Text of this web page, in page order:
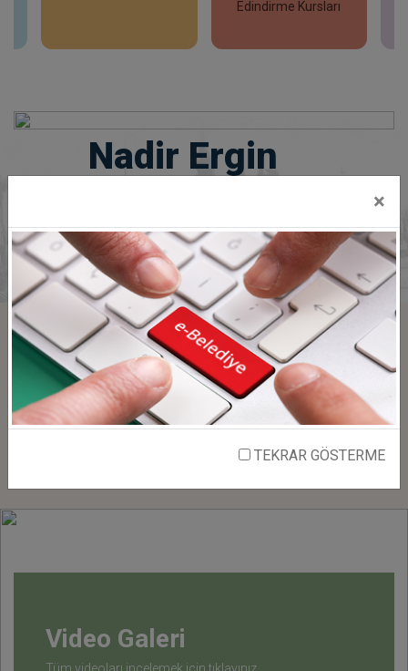
×
TEKRAR GÖSTERME
Edindirme Kursları
Nadir Ergin
PROJELERİMİZ
Tüm Projeler
Video Galeri